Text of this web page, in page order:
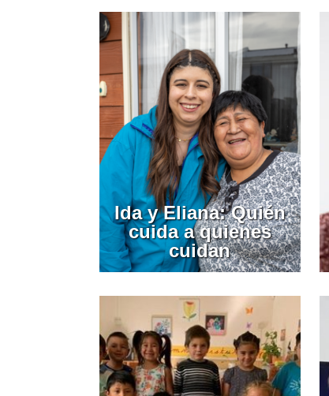
Ida y Eliana: Quién
cuida a quienes
cuidan